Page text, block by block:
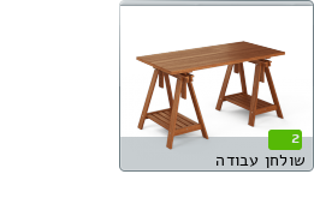
2
שולחן עבודה